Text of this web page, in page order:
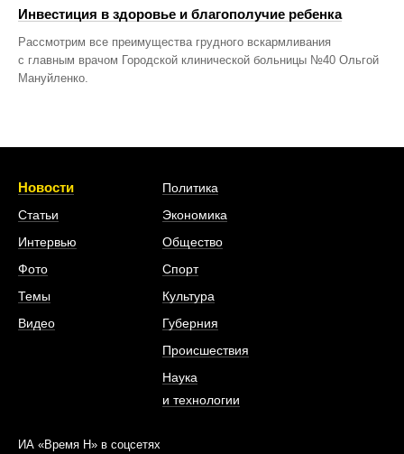
Инвестиция в здоровье и благополучие ребенка
Рассмотрим все преимущества грудного вскармливания
с главным врачом Городской клинической больницы №40 Ольгой
Мануйленко.
Новости
Статьи
Интервью
Фото
Темы
Видео
Политика
Экономика
Общество
Спорт
Культура
Губерния
Происшествия
Наука
и технологии
ИА «Время Н» в соцсетях